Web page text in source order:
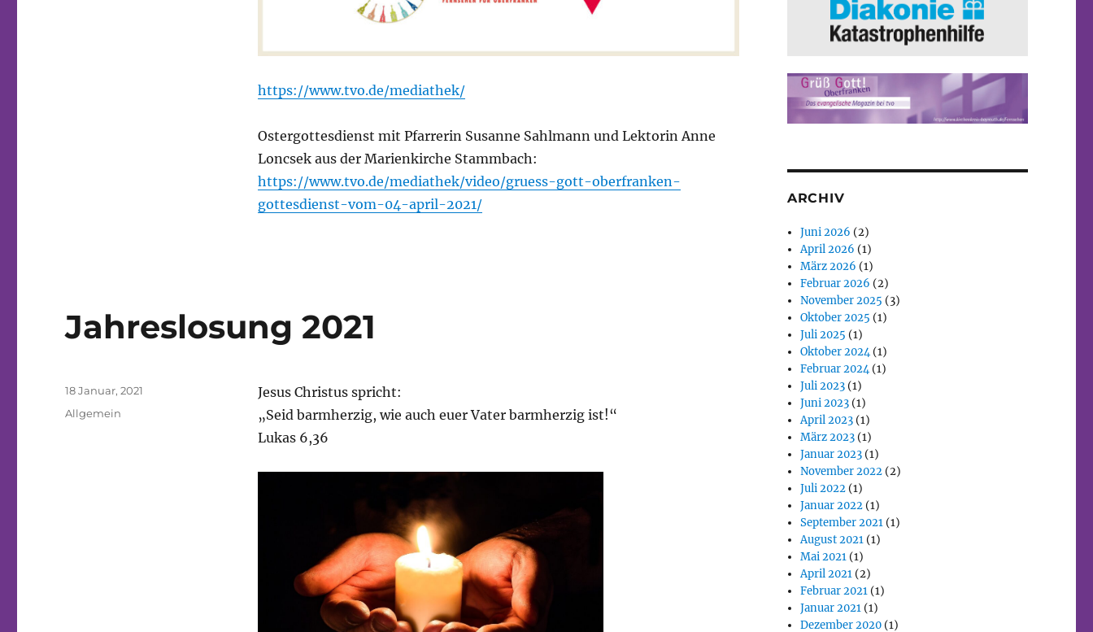
https://www.tvo.de/mediathek/
Ostergottesdienst mit Pfarrerin Susanne Sahlmann und Lektorin Anne
Loncsek aus der Marienkirche Stammbach:
https://www.tvo.de/mediathek/video/gruess-gott-oberfranken-
gottesdienst-vom-04-april-2021/
Jahreslosung 2021
Jesus Christus spricht:
„Seid barmherzig, wie auch euer Vater barmherzig ist!“
Lukas 6,36
Veröffentlicht
am
18 Januar, 2021
Kategorien
Allgemein
ARCHIV
Juni 2026 (2)
April 2026 (1)
März 2026 (1)
Februar 2026 (2)
November 2025 (3)
Oktober 2025 (1)
Juli 2025 (1)
Oktober 2024(1)
Februar 2024(1)
Juli 2023 (1)
Juni 2023 (1)
April 2023 (1)
März 2023 (1)
Januar 2023 (1)
November 2022 (2)
Juli 2022 (1)
Januar 2022 (1)
September 2021 (1)
August 2021 (1)
Mai 2021 (1)
April 2021 (2)
Februar 2021 (1)
Januar 2021 (1)
Dezember 2020 (1)